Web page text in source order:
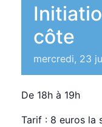
côte
mercredi, 23
De 18h à 19h
Tarif : 8 euros la